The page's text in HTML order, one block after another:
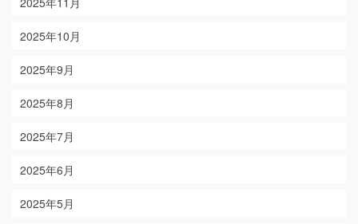
2025年10月
2025年9月
2025年8月
2025年7月
2025年6月
2025年5月